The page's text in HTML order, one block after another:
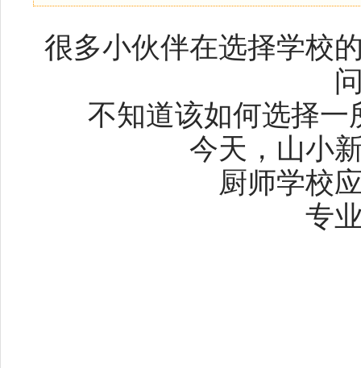
很多小伙伴在选择学校
不知道该如何选择
今天，山小
厨师学校
专